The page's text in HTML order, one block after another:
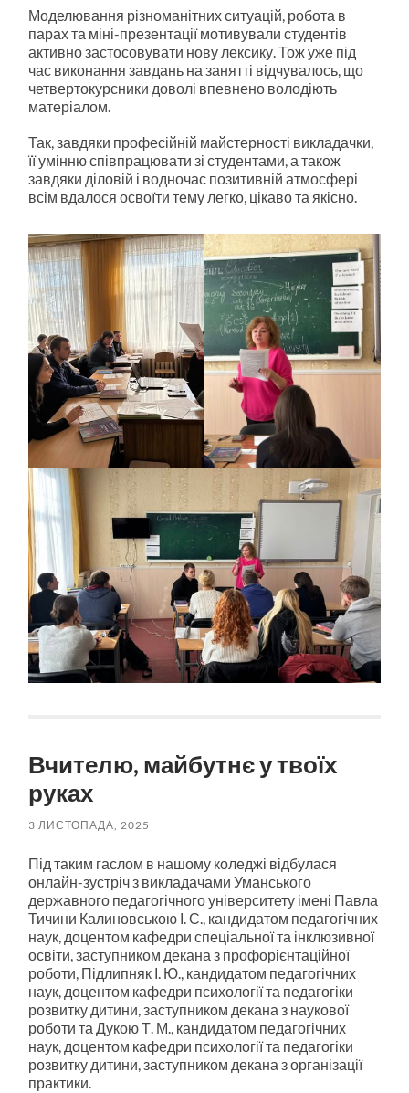
Моделювання різноманітних ситуацій, робота в
парах та міні-презентації мотивували студентів
активно застосовувати нову лексику. Тож уже під
час виконання завдань на занятті відчувалось, що
четвертокурсники доволі впевнено володіють
матеріалом.
Так, завдяки професійній майстерності викладачки,
її умінню співпрацювати зі студентами, а також
завдяки діловій і водночас позитивній атмосфері
всім вдалося освоїти тему легко, цікаво та якісно.
Вчителю, майбутнє у твоїх
руках
3 ЛИСТОПАДА, 2025
Під таким гаслом в нашому коледжі відбулася
онлайн-зустріч з викладачами Уманського
державного педагогічного університету імені Павла
Тичини Калиновською І. С., кандидатом педагогічних
наук, доцентом кафедри спеціальної та інклюзивної
освіти, заступником декана з профорієнтаційної
роботи, Підлипняк І. Ю., кандидатом педагогічних
наук, доцентом кафедри психології та педагогіки
розвитку дитини, заступником декана з наукової
роботи та Дукою Т. М., кандидатом педагогічних
наук, доцентом кафедри психології та педагогіки
розвитку дитини, заступником декана з організації
практики.